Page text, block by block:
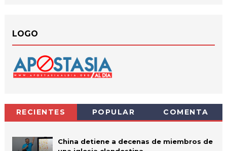
LOGO
RECIENTES POPULAR COMENTA
China detiene a decenas de miembros de